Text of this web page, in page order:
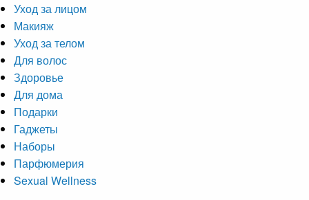
Уход за лицом
Макияж
Уход за телом
Для волос
Здоровье
Для дома
Подарки
Гаджеты
Наборы
Парфюмерия
Sexual Wellness